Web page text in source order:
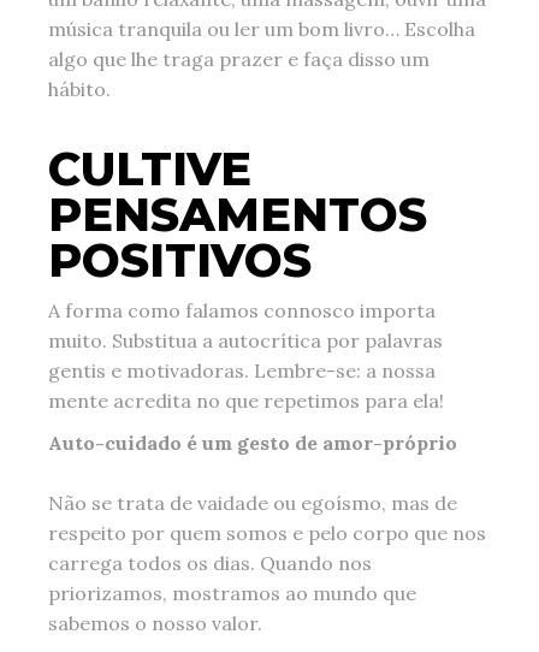
música tranquila ou ler um bom livro… Escolha
algo que lhe traga prazer e faça disso um
hábito.
CULTIVE
PENSAMENTOS
POSITIVOS
A forma como falamos connosco importa
muito. Substitua a autocrítica por palavras
gentis e motivadoras. Lembre-se: a nossa
mente acredita no que repetimos para ela!
Auto-cuidado é um gesto de amor-próprio
Não se trata de vaidade ou egoísmo, mas de
respeito por quem somos e pelo corpo que nos
carrega todos os dias. Quando nos
priorizamos, mostramos ao mundo que
sabemos o nosso valor.